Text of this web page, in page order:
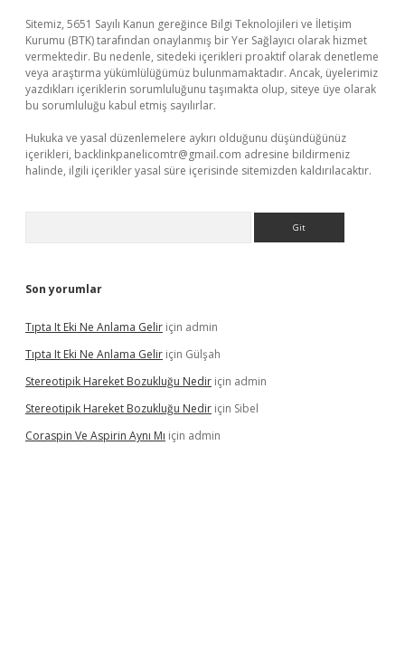
Sitemiz, 5651 Sayılı Kanun gereğince Bilgi Teknolojileri ve İletişim
Kurumu (BTK) tarafından onaylanmış bir Yer Sağlayıcı olarak hizmet
vermektedir. Bu nedenle, sitedeki içerikleri proaktif olarak denetleme
veya araştırma yükümlülüğümüz bulunmamaktadır. Ancak, üyelerimiz
yazdıkları içeriklerin sorumluluğunu taşımakta olup, siteye üye olarak
bu sorumluluğu kabul etmiş sayılırlar.
Hukuka ve yasal düzenlemelere aykırı olduğunu düşündüğünüz
içerikleri, backlinkpanelicomtr@gmail.com adresine bildirmeniz
halinde, ilgili içerikler yasal süre içerisinde sitemizden kaldırılacaktır.
Son yorumlar
Tıpta It Eki Ne Anlama Gelir için admin
Tıpta It Eki Ne Anlama Gelir için Gülşah
Stereotipik Hareket Bozukluğu Nedir için admin
Stereotipik Hareket Bozukluğu Nedir için Sibel
Coraspin Ve Aspirin Aynı Mı için admin